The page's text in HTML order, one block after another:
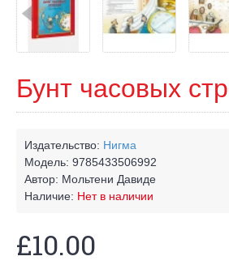
Бунт часовых
Издательство: Нигма
Модель: 9785433506992
Автор: Мольтени Давиде
Наличие: Нет в наличии
£10.00